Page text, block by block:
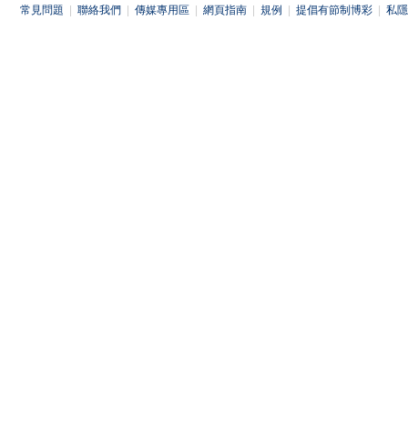
常見問題 聯絡我們 傳媒專用區 網頁指南 規例 提倡有節制博彩 私